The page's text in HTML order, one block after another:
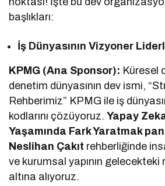
başlıkları:
İş Dünyasının Vizyoner
KPMG (Ana Sponsor): Küresel
denetim dünyasının dev ismi,
Rehberimiz” KPMG ile iş
kodlarını çözüyoruz.Yapay
Yaşamında Fark Yaratmak
Neslihan Çakıt rehberliğinde
ve kurumsal yapının gelecekteki
altına alıyoruz.